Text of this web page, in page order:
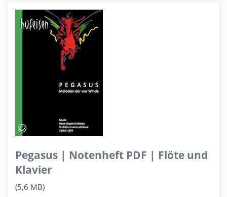
Pegasus | Notenheft PDF | Flöte und
Klavier
(5,6 MB)